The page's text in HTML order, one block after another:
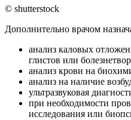
© shutterstock
Дополнительно врачом
анализ каловых
глистов или
анализ крови на
анализ на наличие
ультразвуковая
при необходимости
исследования или